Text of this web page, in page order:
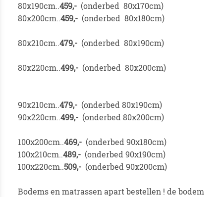
80x190cm..459,- (onderbed 80x170cm)
80x200cm..459,- (onderbed 80x180cm)
80x210cm..479,- (onderbed 80x190cm)
80x220cm..499,- (onderbed 80x200cm)
90x210cm..479,- (onderbed 80x190cm)
90x220cm..499,- (onderbed 80x200cm)
100x200cm..469,- (onderbed 90x180cm)
100x210cm..489,- (onderbed 90x190cm)
100x220cm..509,- (onderbed 90x200cm)
Bodems en matrassen apart bestellen ! de bodem